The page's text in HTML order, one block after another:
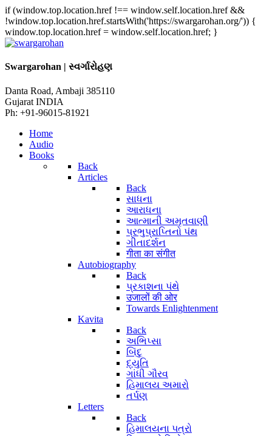
if (window.top.location.href !== window.self.location.href &&
!window.top.location.href.startsWith('https://swargarohan.org/')) {
window.top.location.href = window.self.location.href; }
Swargarohan | સ્વર્ગારોહણ
Danta Road, Ambaji 385110
Gujarat INDIA
Ph: +91-96015-81921
Home
Audio
Books
Back
Articles
Back
સાધના
આરાધના
આત્માની અમૃતવાણી
પ્રભુપ્રાપ્તિનો પંથ
ગીતાદર્શન
गीता का संगीत
Autobiography
Back
પ્રકાશના પંથે
उजालों की ओर
Towards Enlightenment
Kavita
Back
અભિપ્સા
બિંદુ
દ્યુતિ
ગાંધી ગૌરવ
હિમાલય અમારો
તર્પણ
Letters
Back
હિમાલયના પત્રો